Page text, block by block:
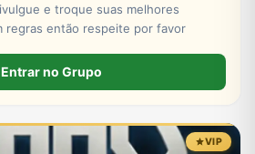
e troque suas melhores
regras então respeite por favor
Entrar no Grupo
VIP